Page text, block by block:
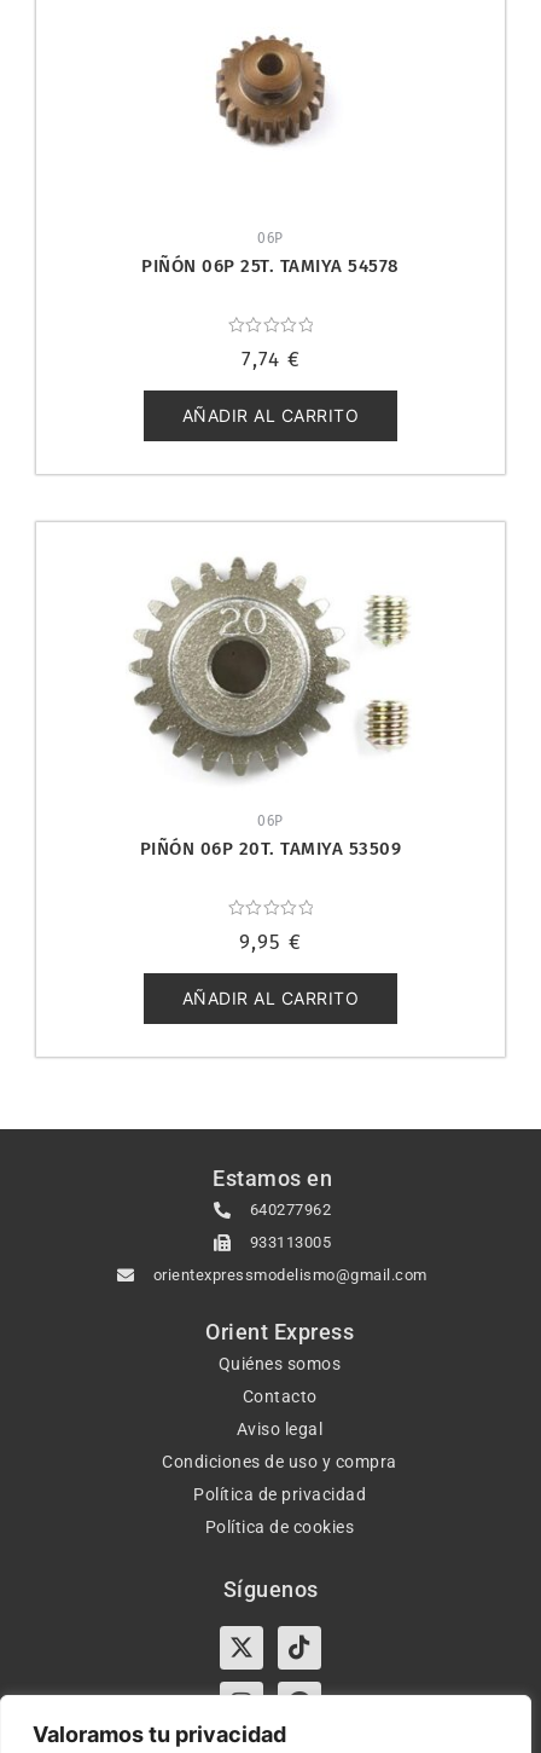
Valoramos tu privacidad
06P
PIÑÓN 06P 25T. TAMIYA 54578
con
de
5
7,74 €
AÑADIR AL CARRITO
06P
PIÑÓN 06P 20T. TAMIYA 53509
con
de
5
9,95 €
AÑADIR AL CARRITO
Estamos en
640277962
933113005
orientexpressmodelismo@gmail.com
Orient Express
Quiénes somos
Contacto
Aviso legal
Condiciones de uso y compra
Política de privacidad
Política de cookies
Síguenos
X-
twitter
Tiktok
InstagramFacebook